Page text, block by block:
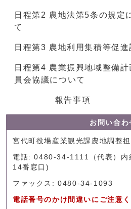
日程第2 農地法第5条の規定
て
日程第3 農地利用集積等促
日程第4 農業振興地域整備
員会協議について
報告事項
お問い合わ
宮代町役場産業観光課農地調整担
電話: 0480-34-1111（代表）
14番窓口)
ファックス: 0480-34-1093
電話番号のかけ間違いにご注意く